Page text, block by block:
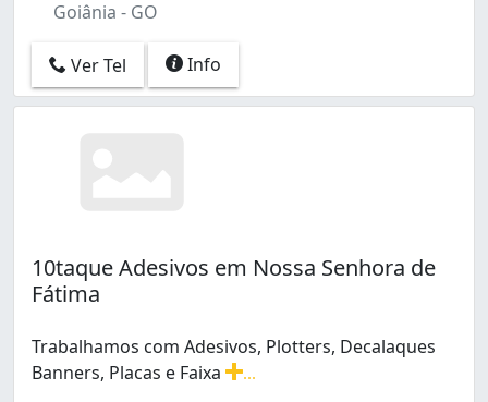
Goiânia - GO
Ver Tel Info
10taque Adesivos em Nossa Senhora de
Fátima
Trabalhamos com Adesivos, Plotters, Decalaques
Banners, Placas e Faixa